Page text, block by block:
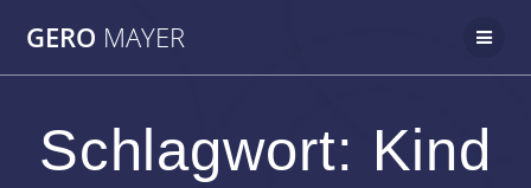
GERO MAYER
Schlagwort: Kind